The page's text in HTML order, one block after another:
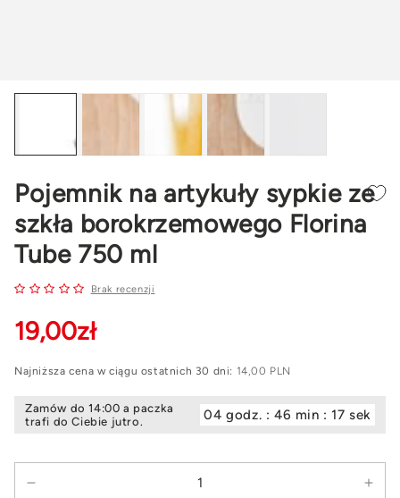
Pojemnik na artykuły sypkie ze
szkła borokrzemowego Florina
Tube 750 ml
Brak recenzji
19,00zł
Najniższa cena w ciągu ostatnich 30 dni: 14,00 PLN
Zamów do 14:00 a paczka
trafi do Ciebie jutro.
04 godz. : 46 min : 16 sek